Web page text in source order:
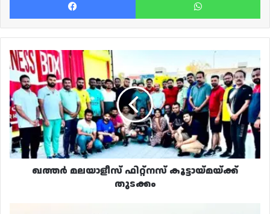
ഖത്തർ
മലയാളീസ്
ഫിറ്റ്നസ്
കൂട്ടായ്മയ്ക്ക്
തുടക്കം
ഖത്തർ മലയാളീസ് ഫിറ്റ്നസ് കൂട്ടായ്മയ്ക്ക്
തുടക്കം